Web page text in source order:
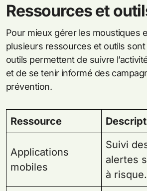
Ressources et
Pour mieux gérer les moustiques
plusieurs ressources et outils
outils permettent de suivre
et de se tenir informé des
prévention.
Ressource
Applications
mobiles
Suivi
alertes
à risque.